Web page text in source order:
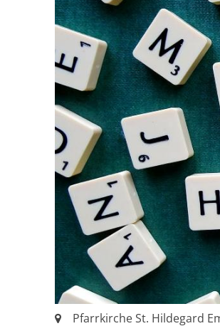
Ort:Pfarrkirche St. Hildegard